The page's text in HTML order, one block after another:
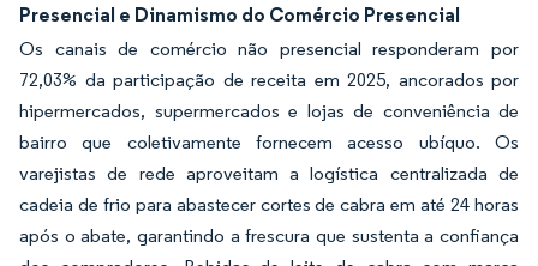
Presencial e Dinamismo do Comércio Presencial
Os canais de comércio não presencial responderam por
72,03% da participação de receita em 2025, ancorados por
hipermercados, supermercados e lojas de conveniência de
bairro que coletivamente fornecem acesso ubíquo. Os
varejistas de rede aproveitam a logística centralizada de
cadeia de frio para abastecer cortes de cabra em até 24 horas
após o abate, garantindo a frescura que sustenta a confiança